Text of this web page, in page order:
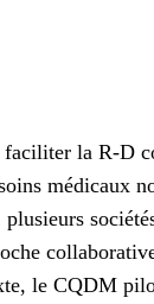
la R-D
médicaux
le CQDM